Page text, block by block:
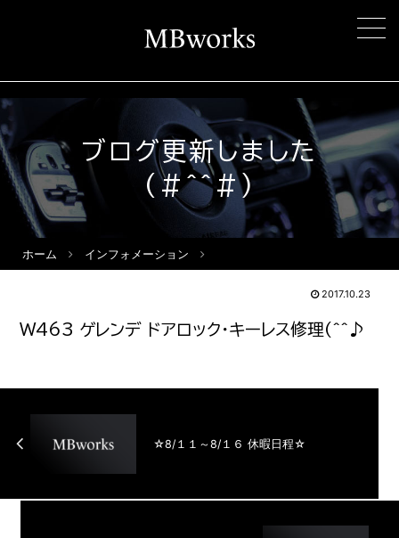
ブログ更新しました
(#^^#)
ホーム インフォメーション
2017.10.23
W463 ゲレンデ ドアロック・キーレス修理(^^♪
☆8/１１～8/１６ 休暇日程☆